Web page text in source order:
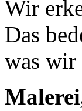
Wir
Das
was wir